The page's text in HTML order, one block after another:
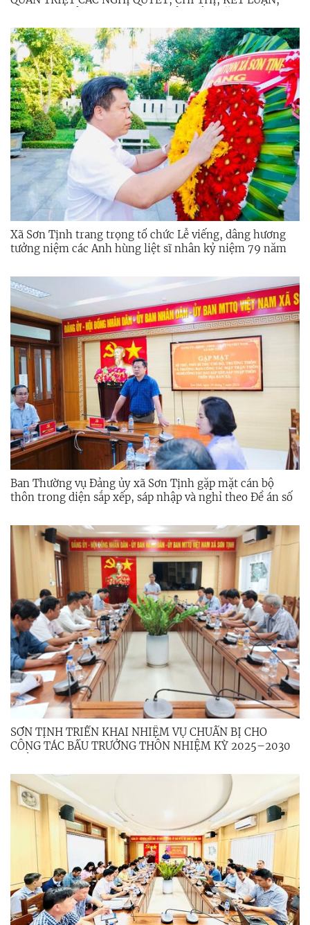
Xã Sơn Tịnh trang trọng tổ chức Lễ viếng, dâng hương
tưởng niệm các Anh hùng liệt sĩ nhân kỷ niệm 79 năm
Ban Thường vụ Đảng ủy xã Sơn Tịnh gặp mặt cán bộ
thôn trong diện sắp xếp, sáp nhập và nghỉ theo Đề án số
SƠN TỊNH TRIỂN KHAI NHIỆM VỤ CHUẨN BỊ CHO
CÔNG TÁC BẦU TRƯỞNG THÔN NHIỆM KỲ 2025–2030